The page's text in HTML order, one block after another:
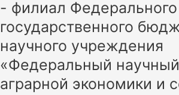
- филиал Федерального
государственного
научного учреждения
«Федеральный
аграрной экономики и